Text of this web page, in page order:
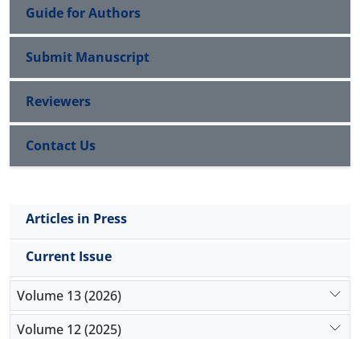
Guide for Authors
Submit Manuscript
Reviewers
Contact Us
Articles in Press
Current Issue
Volume 13 (2026)
Volume 12 (2025)